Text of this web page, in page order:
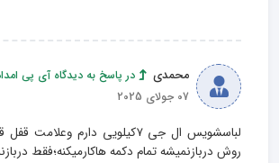
محمدی
در پاسخ به دیدگاه آی پی
07 جولای 2025
لباسشویس ال جی ۷کیلویی دارم
روش دربازنمیشه تمام دکمه هاکارمیکنه؛فقط